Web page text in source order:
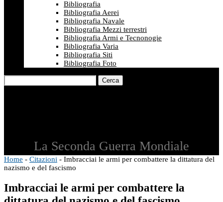
Bibliografia
Bibliografia Aerei
Bibliografia Navale
Bibliografia Mezzi terrestri
Bibliografia Armi e Tecnonogie
Bibliografia Varia
Bibliografia Siti
Bibliografia Foto
Cerca
La Seconda Guerra Mondiale
Home - Citazioni - Imbracciai le armi per combattere la dittatura del
nazismo e del fascismo
Imbracciai le armi per combattere la